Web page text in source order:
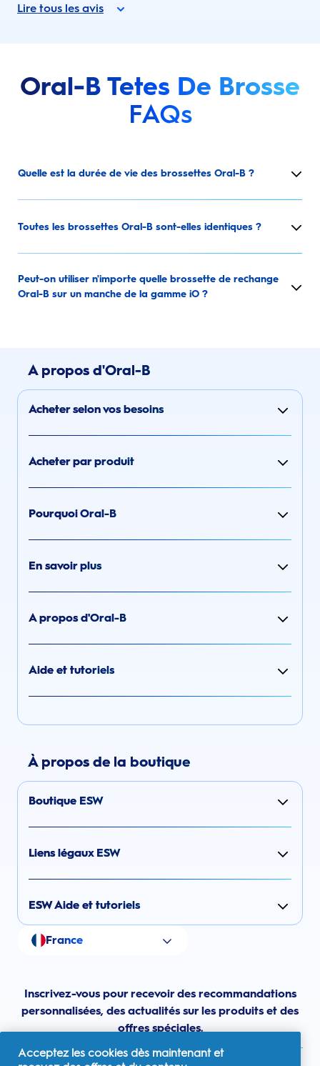
Lire tous les avis
Oral-B Tetes De Brosse
FAQs
Quelle est la durée de vie des brossettes Oral-B ?
Toutes les brossettes Oral-B sont-elles identiques ?
Peut-on utiliser n'importe quelle brossette de rechange
Oral-B sur un manche de la gamme iO ?
A propos d'Oral-B
Acheter selon vos besoins
Acheter par produit
Pourquoi Oral-B
En savoir plus
A propos d'Oral-B
Aide et tutoriels
À propos de la boutique
Boutique ESW
Liens légaux ESW
ESW Aide et tutoriels
France
Inscrivez-vous pour recevoir des recommandations
personnalisées, des actualités sur les produits et des
offres spéciales.
Acceptez les cookies dès maintenant et